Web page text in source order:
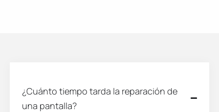
¿Cuánto tiempo tarda la reparación de
una pantalla?